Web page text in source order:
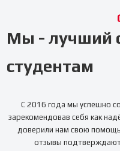
Мы - лучший
студентам
С 2016 года мы успешно
зарекомендовав себя как
доверили нам свою
отзывы